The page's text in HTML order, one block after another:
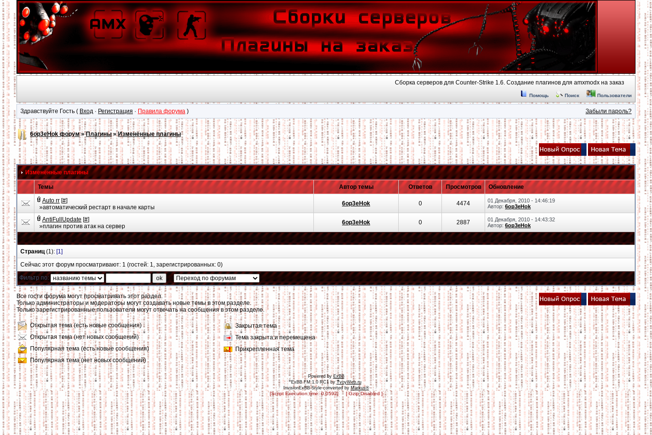
Сборка серверов для Counter-Strike 1.6. Создание плагинов для amxmodx на заказ
Помощь Поиск Пользователи
Здравствуйте Гость ( Вход · Регистрация · Правила форума ) Забыли пароль?
6op3eHok форум»Плагины»Изменённые плагины
Изменённые плагины
Темы Автор темы Ответов Просмотров
Обновление
Auto rr [#]
»автоматический рестарт в начале карты
6op3eHok 0 4474
01 Декабря, 2010 - 14:46:19
Автор: 6op3eHok
AntiFullUpdate [#]
»плагин против атак на сервер
6op3eHok 0 2887
01 Декабря, 2010 - 14:43:32
Автор: 6op3eHok
Страниц(1): [1]
Сейчас этот форум просматривают: 1 (гостей: 1, зарегистрированных: 0)
Фильтр по:
Все гости форума могут просматривать этот раздел.
Только администраторы и модераторы могут создавать новые темы в этом разделе.
Только зарегистрированные пользователи могут отвечать на сообщения в этом разделе.
Открытая тема (есть новые сообщения)
Закрытая тема
Открытая тема (нет новых сообщений)
Тема закрыта и перемещена
Популярная тема (есть новые сообщения)
Прикрепленная тема
Популярная тема (нет новых сообщений)
Powered byExBB
ExBB FM 1.0 RC1 byTvoyWeb.ru
InvisionExBB Style converted byMarkus®
[Script Execution time: 0.0592] [ Gzip Disabled ]